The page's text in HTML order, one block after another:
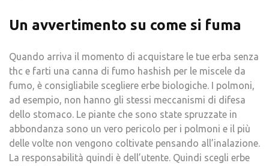
Un avvertimento su come si fuma
Quando arriva il momento di acquistare le tue erba senza
thc e farti una canna di fumo hashish per le miscele da
fumo, è consigliabile scegliere erbe biologiche. I polmoni,
ad esempio, non hanno gli stessi meccanismi di difesa
dello stomaco. Le piante che sono state spruzzate in
abbondanza sono un vero pericolo per i polmoni e il più
delle volte non vengono coltivate pensando all’inalazione.
La responsabilità quindi è dell’utente. Quindi scegli erbe